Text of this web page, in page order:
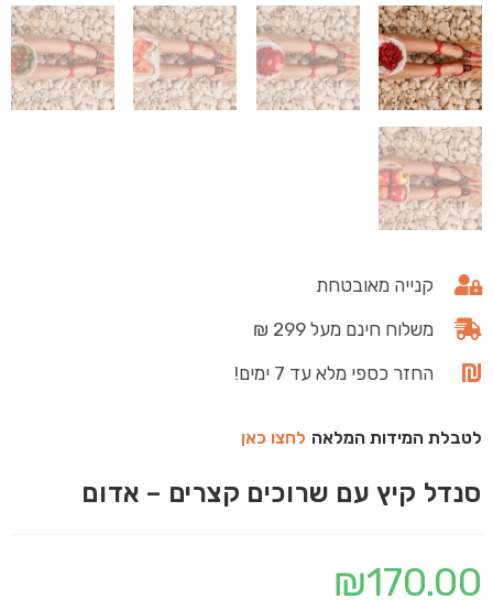
קנייה מאובטחת
משלוח חינם מעל 299 ₪
החזר כספי מלא עד 7 ימים!
לטבלת המידות המלאה לחצו כאן
סנדל קיץ עם שרוכים קצרים – אדום
₪170.00